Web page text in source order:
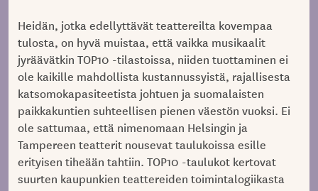
Heidän, jotka edellyttävät teattereilta kovempaa
tulosta, on hyvä muistaa, että vaikka musikaalit
jyräävätkin TOP10 -tilastoissa, niiden tuottaminen ei
ole kaikille mahdollista kustannussyistä, rajallisesta
katsomokapasiteetista johtuen ja suomalaisten
paikkakuntien suhteellisen pienen väestön vuoksi. Ei
ole sattumaa, että nimenomaan Helsingin ja
Tampereen teatterit nousevat taulukoissa esille
erityisen tiheään tahtiin. TOP10 -taulukot kertovat
suurten kaupunkien teattereiden toimintalogiikasta